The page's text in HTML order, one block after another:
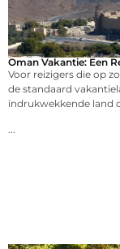
Oman Vakantie: Een
Voor reizigers die op
de standaard
indrukwekkende land
...